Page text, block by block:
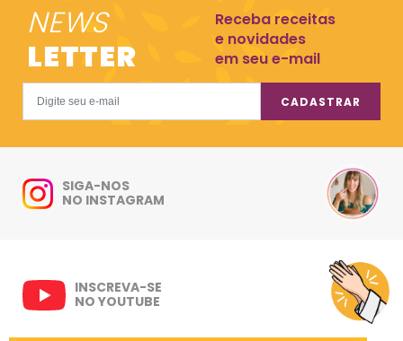
NEWS
LETTER
Receba receitas
e novidades
em seu e-mail
CADASTRAR
SIGA-NOS
NO INSTAGRAM
INSCREVA-SE
NO YOUTUBE